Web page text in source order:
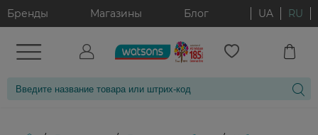
Бренды Магазины Блог UA RU